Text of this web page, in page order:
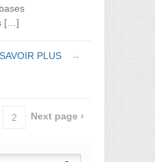
[…]
PLUS →
2 Next page ›